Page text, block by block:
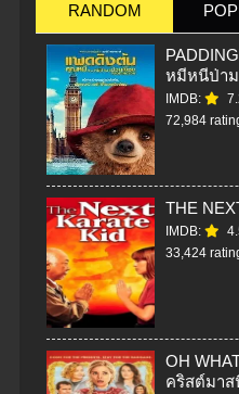
RANDOM
หมีหนีป่าม
IMDB:
72,984
THE
IMDB:
33,424
OH
คริสต์มาส